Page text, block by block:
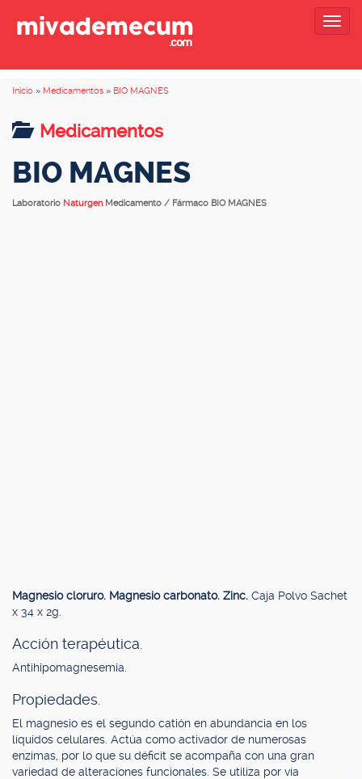
Inicio » Medicamentos » BIO MAGNES
Medicamentos
BIO MAGNES
Laboratorio Naturgen Medicamento / Fármaco BIO MAGNES
Magnesio cloruro. Magnesio carbonato. Zinc. Caja Polvo Sachet
x 34 x 2g.
Acción terapéutica.
Antihipomagnesemia.
Propiedades.
El magnesio es el segundo catión en abundancia en los
líquidos celulares. Actúa como activador de numerosas
enzimas, por lo que su déficit se acompaña con una gran
variedad de alteraciones funcionales. Se utiliza por vía